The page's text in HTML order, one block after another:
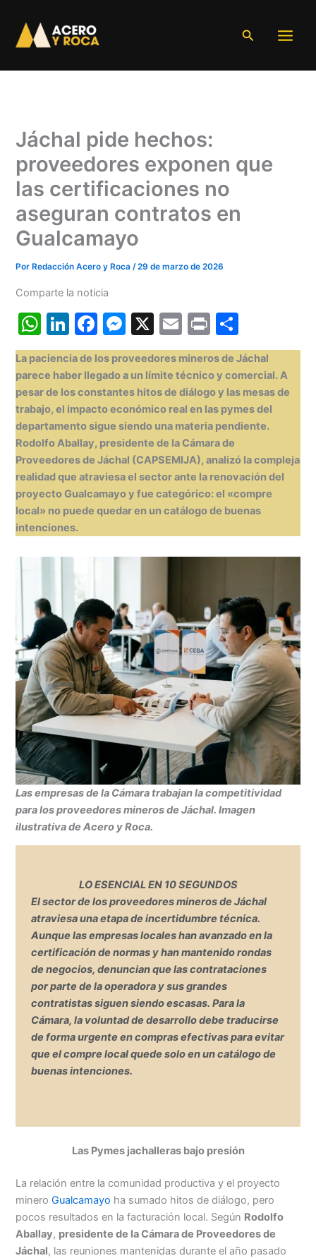
contenido
Buscar
Jáchal pide hechos:
proveedores exponen que
las certificaciones no
aseguran contratos en
Gualcamayo
Por Redacción Acero y Roca/29 de marzo de 2026
Comparte la noticia
W
h
at
s
A
p
p
Li
n
k
e
dI
n
F
a
c
e
b
o
o
k
M
e
s
s
e
n
g
er
X
E
m
ai
l
Pr
in
t
o
m
p
ar
tir
La paciencia de los proveedores mineros de Jáchal
parece haber llegado a un límite técnico y comercial.A
pesar de los constantes hitos de diálogo y las mesas de
trabajo, el impacto económico real en las pymes del
departamento sigue siendo una materia pendiente.
Rodolfo Aballay, presidente de la Cámara de
Proveedores de Jáchal (CAPSEMIJA), analizó la compleja
realidad que atraviesa el sector ante la renovación del
proyecto Gualcamayo y fue categórico: el «compre
local» no puede quedar en un catálogo de buenas
intenciones.
Las empresas de la Cámara trabajan la competitividad
para los proveedores mineros de Jáchal. Imagen
ilustrativa de Acero y Roca.
LO ESENCIAL EN 10 SEGUNDOS
El sector de losproveedores mineros de Jáchal
atraviesa una etapa de incertidumbre técnica.
Aunque las empresas locales han avanzado en la
certificación de normas y han mantenido rondas
de negocios, denuncian que las contrataciones
por parte de la operadora y sus grandes
contratistas siguen siendoescasas. Para la
Cámara, la voluntad de desarrollo debe traducirse
de forma urgente encompras efectivaspara evitar
que el compre local quede solo en un catálogo de
buenas intenciones.
Las Pymes jachalleras bajo presión
La relación entre la comunidad productiva y el proyecto
mineroGualcamayo ha sumado hitos de diálogo, pero
pocos resultados en la facturación local. Según Rodolfo
Aballay, presidente de la Cámara de Proveedores de
Jáchal, las reuniones mantenidas durante el año pasado